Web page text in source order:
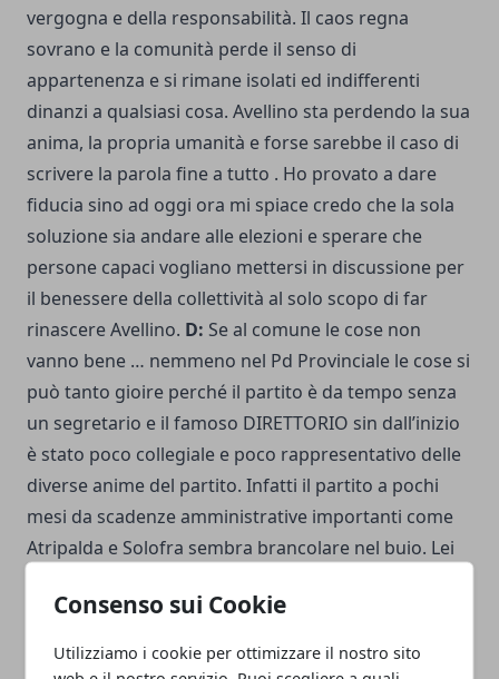
Consenso sui Cookie
Utilizziamo i cookie per ottimizzare il nostro sito
vergogna e della responsabilità. Il caos regna
sovrano e la comunità perde il senso di
appartenenza e si rimane isolati ed indifferenti
dinanzi a qualsiasi cosa. Avellino sta perdendo la sua
anima, la propria umanità e forse sarebbe il caso di
scrivere la parola fine a tutto . Ho provato a dare
fiducia sino ad oggi ora mi spiace credo che la sola
soluzione sia andare alle elezioni e sperare che
persone capaci vogliano mettersi in discussione per
il benessere della collettività al solo scopo di far
rinascere Avellino. D: Se al comune le cose non
vanno bene … nemmeno nel Pd Provinciale le cose si
può tanto gioire perché il partito è da tempo senza
un segretario e il famoso DIRETTORIO sin dall’inizio
è stato poco collegiale e poco rappresentativo delle
diverse anime del partito. Infatti il partito a pochi
mesi da scadenze amministrative importanti come
Atripalda e Solofra sembra brancolare nel buio. Lei
sceglierebbe per evitare gli errori del passato?. Lei è
per il rinnovamento della attuale segretario o per la
conservazione delle solite nomenclature?R:Il partito